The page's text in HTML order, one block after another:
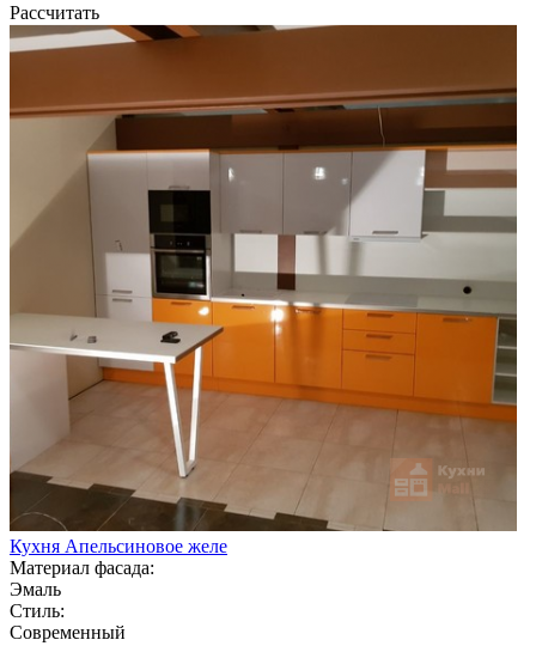
Рассчитать
Кухня Апельсиновое желе
Материал фасада:
Эмаль
Стиль:
Современный